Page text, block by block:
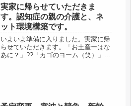
代と共に、年齢と共に、変わっていく
のかも。長い独身時代は、色々使った
け...
実家に帰らせていただきま
す。認知症の親の介護と、ネ
ット環境構築です。
いよいよ準備に入りました。実家に帰
らせていただきます。「お土産ーはな
あに？」??「カゴのヨーム（笑）」??